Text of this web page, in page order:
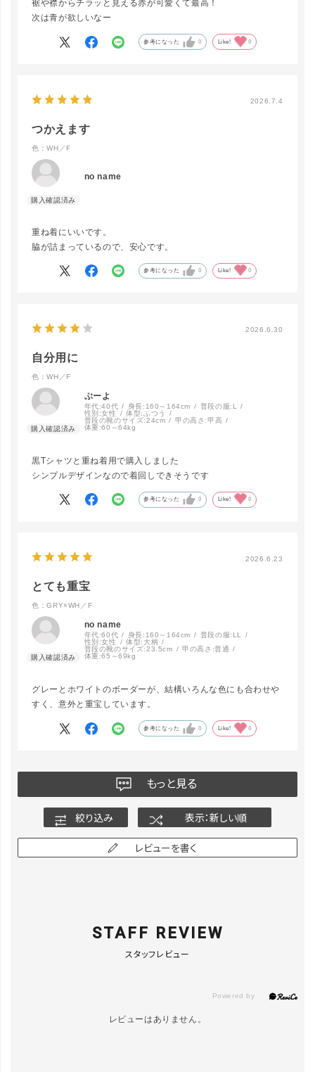
PK／F
在庫なし
在庫なし
裾や襟からチラッと見える赤が可愛くて最高！
次は青が欲しいなー
参考になった 0 Like! 0
2026.7.4
つかえます
色：WH／F
no name
重ね着にいいです。
脇が詰まっているので、安心です。
参考になった 0 Like! 0
2026.6.30
自分用に
色：WH／F
ぶーよ
年代:40代 身長: 160～164cm 普段の服: L
性別:女性 体型: ふつう
普段の靴のサイズ:24cm 甲の高さ:甲高
体重:60～64kg
黒Tシャツと重ね着用で購入しました
シンプルデザインなので着回しできそうです
参考になった 0 Like! 0
2026.6.23
とても重宝
色：GRY×WH／F
no name
年代:60代 身長: 160～164cm 普段の服: LL
性別:女性 体型: 大柄
普段の靴のサイズ:23.5cm 甲の高さ:普通
体重:65～69kg
グレーとホワイトのボーダーが、結構いろんな色にも合わせや
すく、意外と重宝しています。
参考になった 0 Like! 0
もっと見る
絞り込み 表示：新しい順
レビューを書く
STAFF REVIEW
スタッフレビュー
レビューはありません。